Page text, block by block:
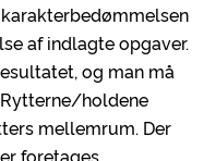
af indlagte opgaver.
og man må
holdene
mellemrum. Der
foretages